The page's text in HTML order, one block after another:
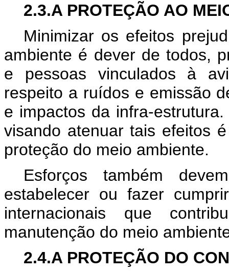
2.3.A PROTEÇÃO AO
Minimizar os efeitos
ambiente é dever de todos,
e pessoas vinculados à
respeito a ruídos e emissão
e impactos da infra-
visando atenuar tais efeitos
proteção do meio ambiente.
Esforços também
estabelecer ou fazer
internacionais que
manutenção do meio
2.4.A PROTEÇÃO DO